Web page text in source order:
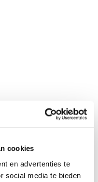
cookies
en advertenties te
social media te bieden